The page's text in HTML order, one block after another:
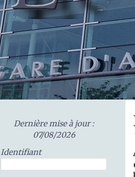
Dernière mise à jour :
07/08/2026
Identifiant